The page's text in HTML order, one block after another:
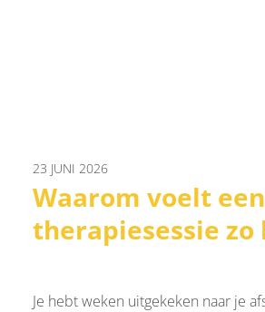
23 JUNI 2026
Waarom voelt een
therapiesessie zo
Je hebt weken uitgekeken naar je